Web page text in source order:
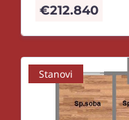
€212.840
Stanovi